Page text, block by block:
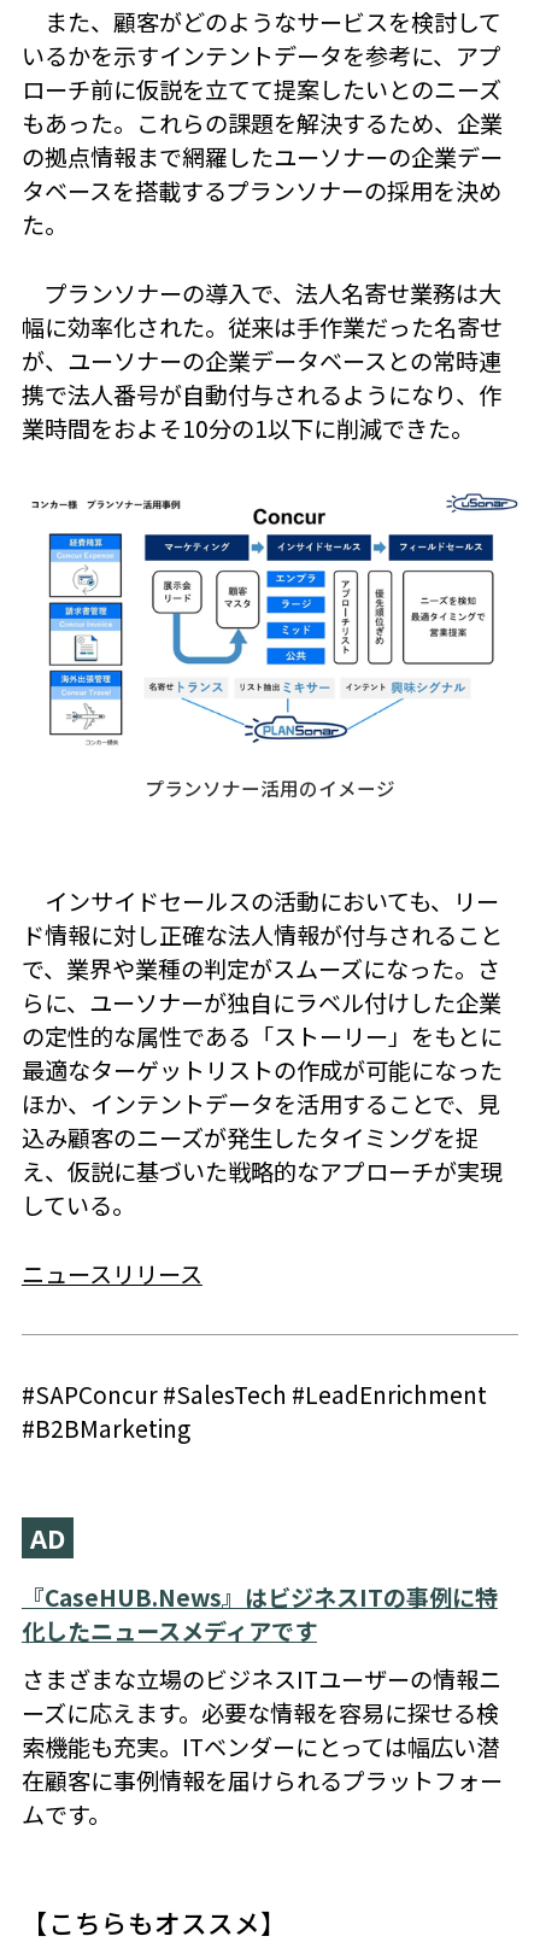
また、顧客がどのようなサービスを検討して
いるかを示すインテントデータを参考に、アプ
ローチ前に仮説を立てて提案したいとのニーズ
もあった。これらの課題を解決するため、企業
の拠点情報まで網羅したユーソナーの企業デー
タベースを搭載するプランソナーの採用を決め
た。
プランソナーの導入で、法人名寄せ業務は大
幅に効率化された。従来は手作業だった名寄せ
が、ユーソナーの企業データベースとの常時連
携で法人番号が自動付与されるようになり、作
業時間をおよそ10分の1以下に削減できた。
プランソナー活用のイメージ
インサイドセールスの活動においても、リー
ド情報に対し正確な法人情報が付与されること
で、業界や業種の判定がスムーズになった。さ
らに、ユーソナーが独自にラベル付けした企業
の定性的な属性である「ストーリー」をもとに
最適なターゲットリストの作成が可能になった
ほか、インテントデータを活用することで、見
込み顧客のニーズが発生したタイミングを捉
え、仮説に基づいた戦略的なアプローチが実現
している。
ニュースリリース
#SAPConcur #SalesTech #LeadEnrichment
#B2BMarketing
AD
『CaseHUB.News』はビジネスITの事例に特
化したニュースメディアです
さまざまな立場のビジネスITユーザーの情報ニ
ーズに応えます。必要な情報を容易に探せる検
索機能も充実。ITベンダーにとっては幅広い潜
在顧客に事例情報を届けられるプラットフォー
ムです。
【こちらもオススメ】